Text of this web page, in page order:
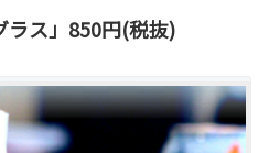
ラス」850円(税抜)